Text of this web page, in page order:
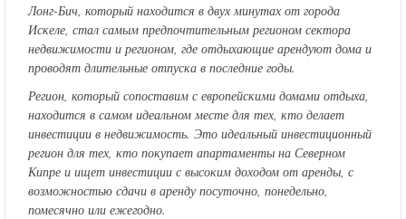
Лонг-Бич, который находится в двух минутах от города
Искеле, стал самым предпочтительным регионом сектора
недвижимости и регионом, где отдыхающие арендуют дома и
проводят длительные отпуска в последние годы.
Регион, который сопоставим с европейскими домами отдыха,
находится в самом идеальном месте для тех, кто делает
инвестиции в недвижимость. Это идеальный инвестиционный
регион для тех, кто покупает апартаменты на Северном
Кипре и ищет инвестиции с высоким доходом от аренды, с
возможностью сдачи в аренду посуточно, понедельно,
помесячно или ежегодно.